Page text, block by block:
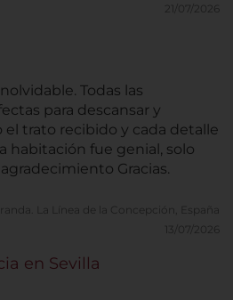
21/07/2026
Todas las
para descansar y
el trato recibido y cada detalle
habitación fue genial, solo
tenemos palabras de agradecimiento Gracias.
La Línea de la Concepción, España
13/07/2026
en Sevilla